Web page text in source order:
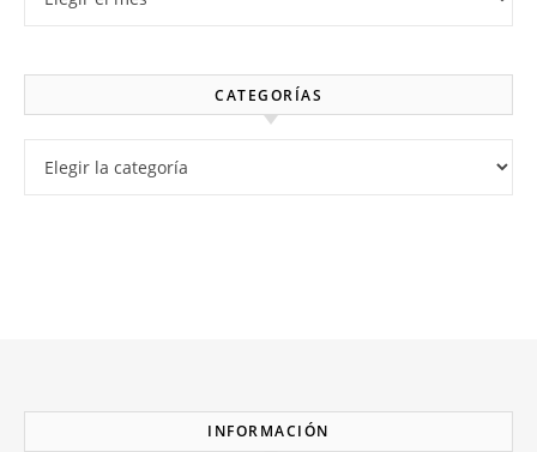
CATEGORÍAS
INFORMACIÓN